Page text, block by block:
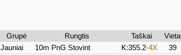
Grupė Rungtis Taškai
Vieta
Jauniai 10m PnG Stovint K:355.2-4X 39